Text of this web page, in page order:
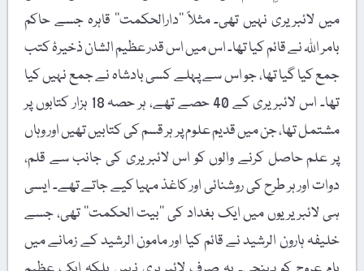
میں لائبریری نہیں تھی۔ مثلاً ’’دارالحکمت‘‘ قاہرہ جسے حاکم
بامر اللہ نے قائم کیا تھا۔ اس میں اس قدر عظیم الشان ذخیرۂ کتب
جمع کیا گیا تھا، جو اس سے پہلے کسی بادشاہ نے جمع نہیں کیا
تھا۔ اس لائبریری کے 40 حصے تھے، ہر حصہ 18 ہزار کتابوں پر
مشتمل تھا، جن میں قدیم علوم پر ہر قسم کی کتابیں تھیں اور وہاں
پر علم حاصل کرنے والوں کو اس لائبریری کی جانب سے قلم،
دوات اور ہر طرح کی روشنائی اور کاغذ مہیا کیے جاتے تھے۔ ایسی
ہی لائبریریوں میں ایک بغداد کی ’’بیت الحکمت‘‘ تھی، جسے
خلیفہ ہارون الرشید نے قائم کیا اور مامون الرشید کے زمانے میں